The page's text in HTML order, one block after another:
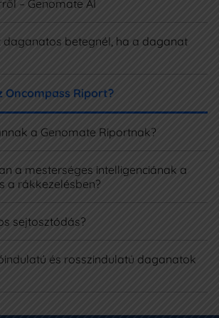
– Genomate AI
betegnél, ha a daganat
Riport?
a Genomate Riportnak?
a mesterséges intelligenciának a
a rákkezelésben?
sejtosztódás?
és rosszindulatú daganatok